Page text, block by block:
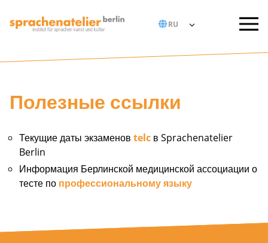
Полезные ссылки
Текущие даты экзаменов telc в Sprachenatelier
Berlin
Информация Берлинской медицинской ассоциации о
тесте по профессиональному языку